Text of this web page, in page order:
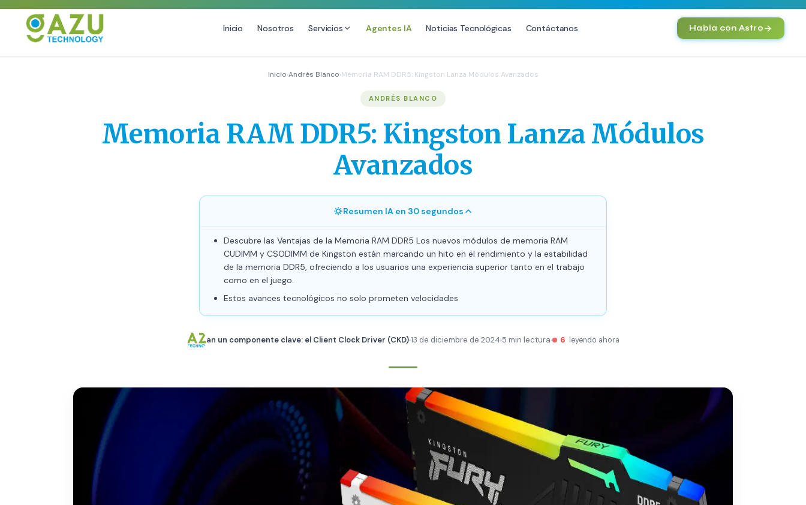
Inicio Nosotros Servicios Agentes IA Noticias Tecnológicas Contáctanos Habla con Astro
Diseño Web Premium
Consultoría SEO
SEO Local Avanzado
SEO para E-commerce
Link Building Premium
Chatbot Multicanal
Automatización Inteligente
Inicio›Andrés Blanco›Memoria RAM DDR5: Kingston Lanza Módulos Avanzados
ANDRÉS BLANCO
Memoria RAM DDR5: Kingston Lanza Módulos
Avanzados
Resumen IA en 30 segundos
Descubre las Ventajas de la Memoria RAM DDR5 Los nuevos módulos de memoria RAM
CUDIMM y CSODIMM de Kingston están marcando un hito en el rendimiento y la estabilidad
de la memoria DDR5, ofreciendo a los usuarios una experiencia superior tanto en el trabajo
como en el juego.
Estos avances tecnológicos no solo prometen velocidades
an un componente clave: el Client Clock Driver (CKD)13 de diciembre de 2024 5 min lectura 6 leyendo ahora